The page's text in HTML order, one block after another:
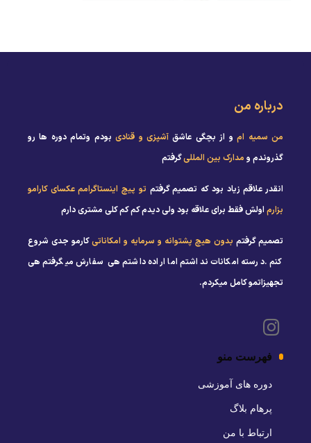
درباره من
من سمیه امو از بچگی عاشق آشپزی و قنادیبودم وتمام دوره ها رو
گذروندم و مدارک بین المللیگرفتم
انقدر علاقم زیاد بود که تصمیم گرفتم تو پیچ اینستاگرامم عکسای کارامو
بزارم اولش فقط برای علاقه بود ولی دیدم کم کم کلی مشتری دارم
تصمیم گرفتم بدون هیچ پشتوانه و سرمایه و امکاناتیکارمو جدی شروع
کنم .درسته امکانات نداشتم اما اراده داشتم هی سفارش میگرفتم هی
تجهیزاتمو کامل میکردم.
فهرست منو
دوره های آموزشی
پرهام بلاگ
ارتباط با من